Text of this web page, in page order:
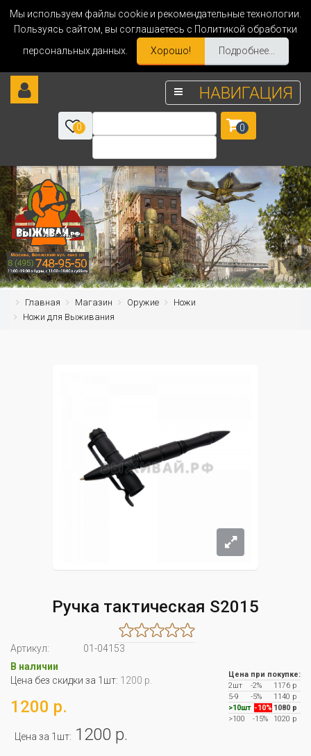
Мы используем файлы cookie и рекомендательные технологии.
Пользуясь сайтом, вы соглашаетесь с Политикой обработки
персональных данных.
Хорошо! Подробнее...
НАВИГАЦИЯ
0 0
Главная Магазин Оружие
Ножи
Ножи для Выживания
Ручка тактическая S2015
Артикул:
01-04153
В наличии
Цена без скидки за 1шт: 1200 р.
1200 р.
Цена за 1шт: 1200 р.
Цена при покупке:
2шт
-2%
1176 р
5-9
-5%
1140 р
>10шт -10% 1080 р
>100
-15% 1020 р